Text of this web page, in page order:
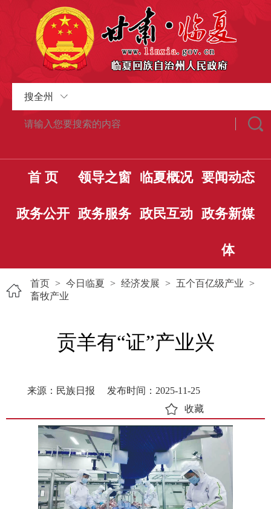
搜全州
首 页 领导之窗 临夏概况 要闻动态
政务公开 政务服务 政民互动 政务新媒
体
首页 > 今日临夏 > 经济发展 > 五个百亿级产业 >
畜牧产业
贡羊有“证”产业兴
来源：民族日报
发布时间：2025-11-25
收藏